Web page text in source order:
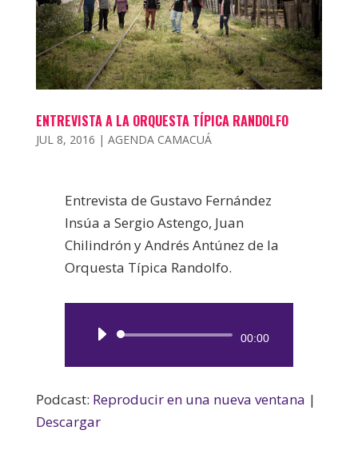
ENTREVISTA A LA ORQUESTA TÍPICA RANDOLFO
JUL 8, 2016 | AGENDA CAMACUÁ
Entrevista de Gustavo Fernández
Insúa a Sergio Astengo, Juan
Chilindrón y Andrés Antúnez de la
Orquesta Típica Randolfo.
Reproductor
00:00
Podcast: Reproducir en una nueva ventana |
Descargar